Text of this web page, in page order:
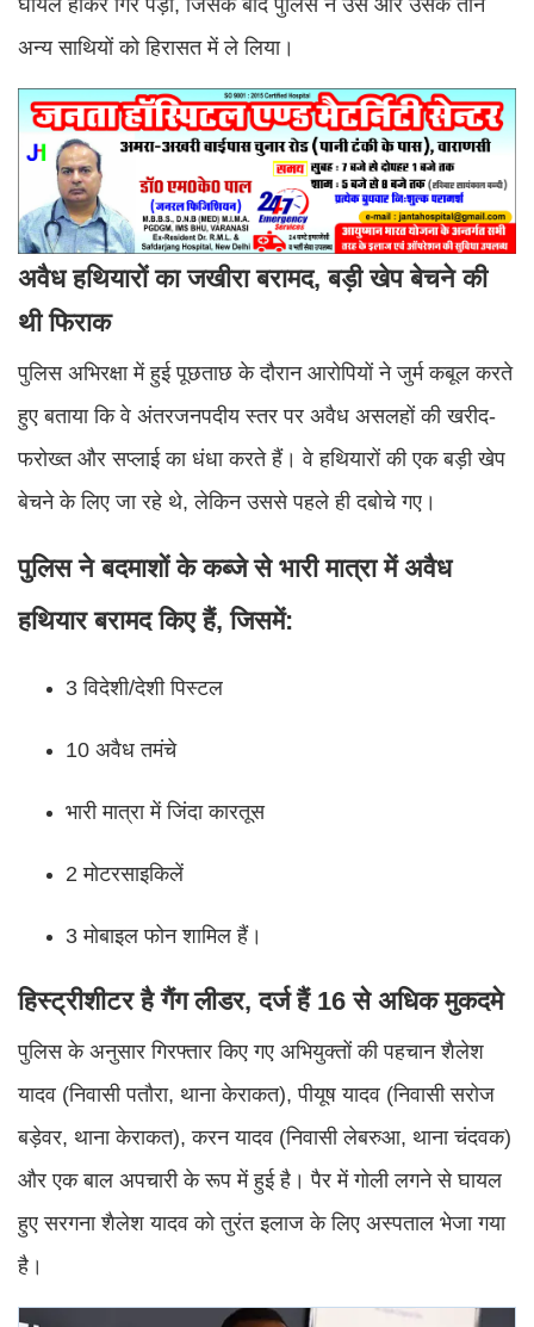
घायल होकर गिर पड़ा, जिसके बाद पुलिस ने उसे और उसके तीन
अन्य साथियों को हिरासत में ले लिया।
अवैध हथियारों का जखीरा बरामद, बड़ी खेप बेचने की
थी फिराक
पुलिस अभिरक्षा में हुई पूछताछ के दौरान आरोपियों ने जुर्म कबूल करते
हुए बताया कि वे अंतरजनपदीय स्तर पर अवैध असलहों की खरीद-
फरोख्त और सप्लाई का धंधा करते हैं। वे हथियारों की एक बड़ी खेप
बेचने के लिए जा रहे थे, लेकिन उससे पहले ही दबोचे गए।
पुलिस ने बदमाशों के कब्जे से भारी मात्रा में अवैध
हथियार बरामद किए हैं, जिसमें:
3 विदेशी/देशी पिस्टल
10 अवैध तमंचे
भारी मात्रा में जिंदा कारतूस
2 मोटरसाइकिलें
3 मोबाइल फोन शामिल हैं।
हिस्ट्रीशीटर है गैंग लीडर, दर्ज हैं 16 से अधिक मुकदमे
पुलिस के अनुसार गिरफ्तार किए गए अभियुक्तों की पहचान शैलेश
यादव (निवासी पतौरा, थाना केराकत), पीयूष यादव (निवासी सरोज
बड़ेवर, थाना केराकत), करन यादव (निवासी लेबरुआ, थाना चंदवक)
और एक बाल अपचारी के रूप में हुई है। पैर में गोली लगने से घायल
हुए सरगना शैलेश यादव को तुरंत इलाज के लिए अस्पताल भेजा गया
है।